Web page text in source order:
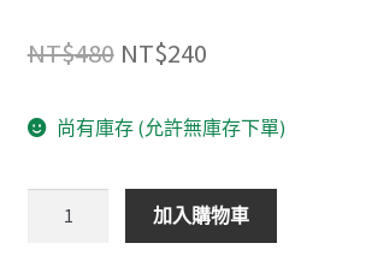
NT$480 原
價
格：
NT$480。
NT$240目
價
格：
NT$240。
尚有庫存 (允許無庫存下單)
加入購物車